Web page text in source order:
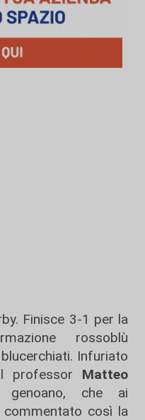
Finisce 3-1 per la
rossoblù
Infuriato
professor Matteo
che ai
così la